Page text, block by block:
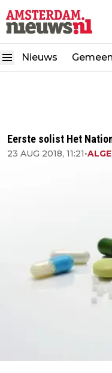
Nieuws
Eerste solist Het
23 AUG 2018, 11:21•